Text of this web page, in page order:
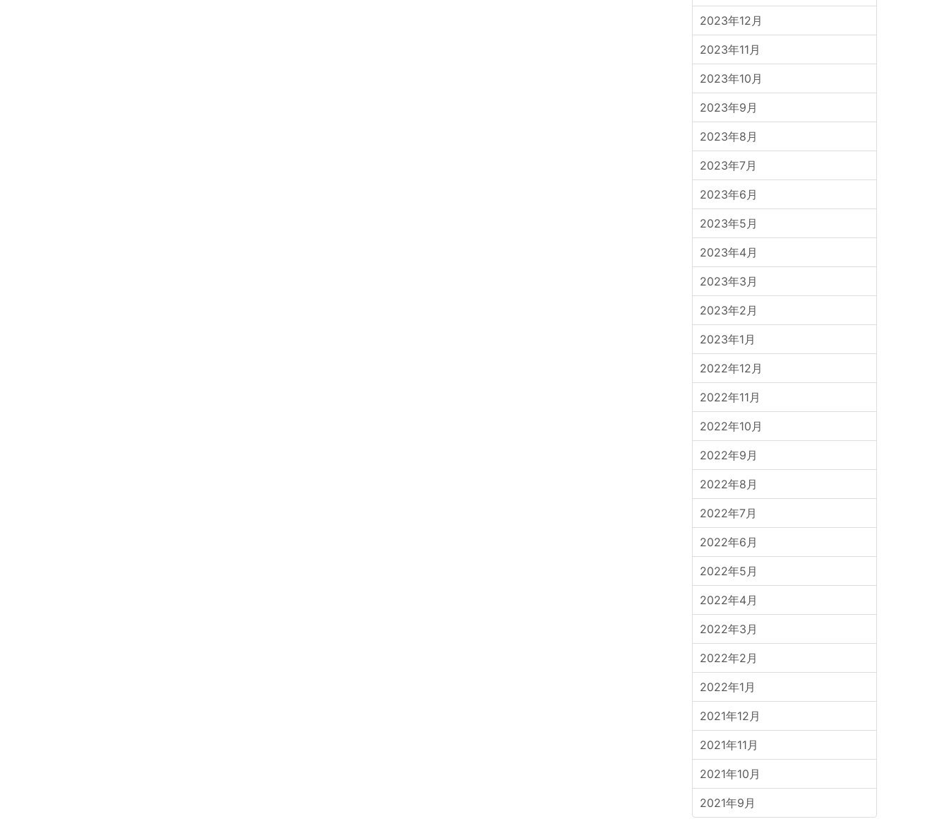
2023年12月
2023年11月
2023年10月
2023年9月
2023年8月
2023年7月
2023年6月
2023年5月
2023年4月
2023年3月
2023年2月
2023年1月
2022年12月
2022年11月
2022年10月
2022年9月
2022年8月
2022年7月
2022年6月
2022年5月
2022年4月
2022年3月
2022年2月
2022年1月
2021年12月
2021年11月
2021年10月
2021年9月